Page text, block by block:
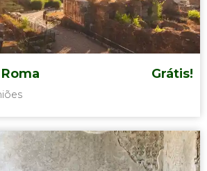
Porta dos
do Coliseu de Roma
Grátis!